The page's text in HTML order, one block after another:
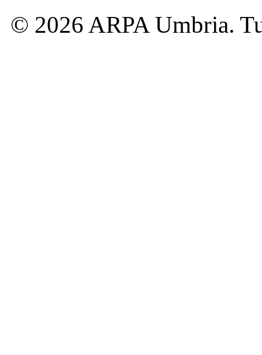
© 2026 ARPA Umbria.